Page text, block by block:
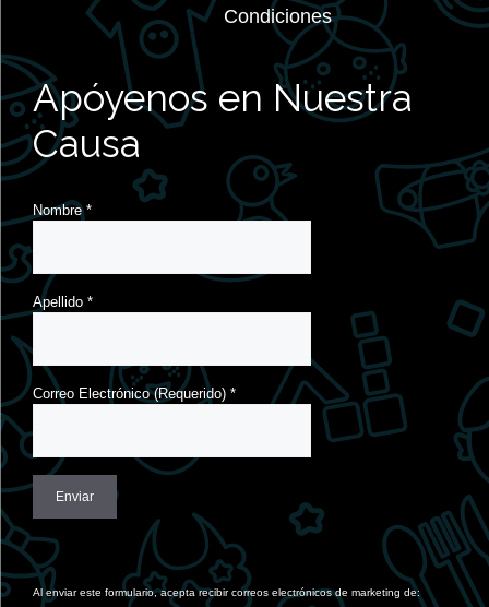
Condiciones
Apóyenos en Nuestra
Causa
Nombre*
Apellido *
Correo Electrónico (Requerido) *
Constant
Contact
Use.
Al enviar este formulario, acepta recibir correos electrónicos de marketing de: